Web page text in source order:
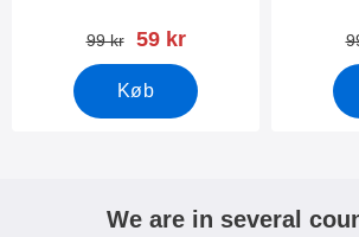
pris
99 kr pris
59 kr
Køb
We are in several